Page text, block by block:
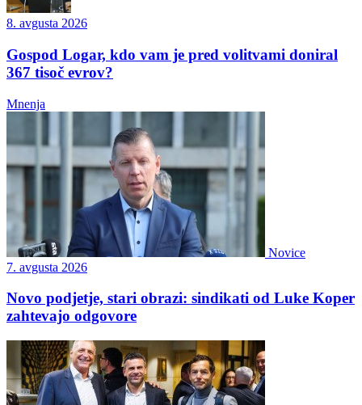
8. avgusta 2026
Gospod Logar, kdo vam je pred volitvami doniral
367 tisoč evrov?
Mnenja
Novice
7. avgusta 2026
Novo podjetje, stari obrazi: sindikati od Luke Koper
zahtevajo odgovore